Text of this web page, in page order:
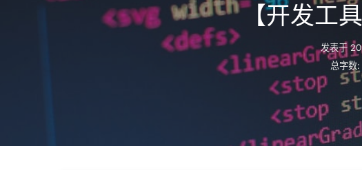
【开发工
发表于
总字数: